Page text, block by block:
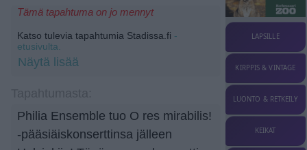
Tämä tapahtuma on jo mennyt
Katso tulevia tapahtumia Stadissa.fi -
etusivulta.
Näytä lisää
Philia Ensemble tuo O res mirabilis!
-pääsiäiskonserttinsa jälleen
LAPSILLE
KIRPPIS & VINTAGE
LUONTO & RETKEILY
KEIKAT